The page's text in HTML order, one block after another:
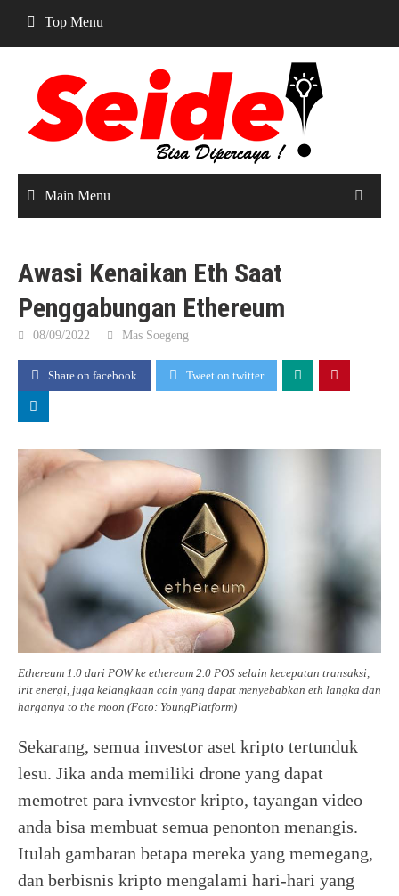
content
Top Menu
Main Menu
Awasi Kenaikan Eth Saat
Penggabungan Ethereum
08/09/2022 Mas Soegeng
Share on facebook Tweet on twitter
Ethereum 1.0 dari POW ke ethereum 2.0 POS selain kecepatan transaksi,
irit energi, juga kelangkaan coin yang dapat menyebabkan eth langka dan
harganya to the moon (Foto: YoungPlatform)
Sekarang, semua investor aset kripto tertunduk
lesu. Jika anda memiliki drone yang dapat
memotret para ivnvestor kripto, tayangan video
anda bisa membuat semua penonton menangis.
Itulah gambaran betapa mereka yang memegang,
dan berbisnis kripto mengalami hari-hari yang